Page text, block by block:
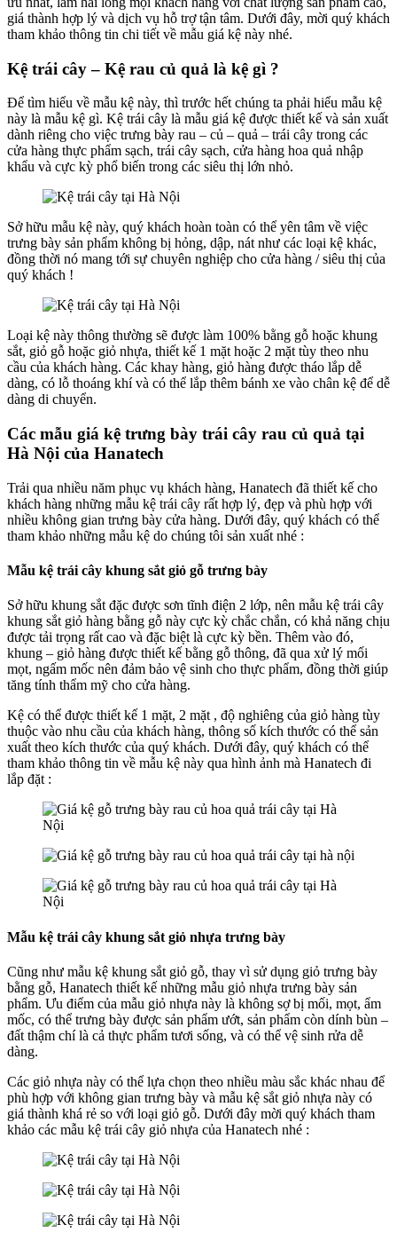
giá thành hợp lý và dịch vụ hỗ trợ tận tâm. Dưới đây, mời quý khách
tham khảo thông tin chi tiết về mẫu giá kệ này nhé.
Kệ trái cây – Kệ rau củ quả là kệ gì ?
Để tìm hiểu về mẫu kệ này, thì trước hết chúng ta phải hiểu mẫu kệ
này là mẫu kệ gì. Kệ trái cây là mẫu giá kệ được thiết kế và sản xuất
dành riêng cho việc trưng bày rau – củ – quả – trái cây trong các
cửa hàng thực phẩm sạch, trái cây sạch, cửa hàng hoa quả nhập
khẩu và cực kỳ phổ biến trong các siêu thị lớn nhỏ.
Sở hữu mẫu kệ này, quý khách hoàn toàn có thể yên tâm về việc
trưng bày sản phẩm không bị hỏng, dập, nát như các loại kệ khác,
đồng thời nó mang tới sự chuyên nghiệp cho cửa hàng / siêu thị của
quý khách !
Loại kệ này thông thường sẽ được làm 100% bằng gỗ hoặc khung
sắt, giỏ gỗ hoặc giỏ nhựa, thiết kế 1 mặt hoặc 2 mặt tùy theo nhu
cầu của khách hàng. Các khay hàng, giỏ hàng được tháo lắp dễ
dàng, có lỗ thoáng khí và có thể lắp thêm bánh xe vào chân kệ để dễ
dàng di chuyển.
Các mẫu giá kệ trưng bày trái cây rau củ quả tại
Hà Nội của Hanatech
Trải qua nhiều năm phục vụ khách hàng, Hanatech đã thiết kế cho
khách hàng những mẫu kệ trái cây rất hợp lý, đẹp và phù hợp với
nhiều không gian trưng bày cửa hàng. Dưới đây, quý khách có thể
tham khảo những mẫu kệ do chúng tôi sản xuất nhé :
Mẫu kệ trái cây khung sắt giỏ gỗ trưng bày
Sở hữu khung sắt đặc được sơn tĩnh điện 2 lớp, nên mẫu kệ trái cây
khung sắt giỏ hàng bằng gỗ này cực kỳ chắc chắn, có khả năng chịu
được tải trọng rất cao và đặc biệt là cực kỳ bền. Thêm vào đó,
khung – giỏ hàng được thiết kế bằng gỗ thông, đã qua xử lý mối
mọt, ngấm mốc nên đảm bảo vệ sinh cho thực phẩm, đồng thời giúp
tăng tính thẩm mỹ cho cửa hàng.
Kệ có thể được thiết kế 1 mặt, 2 mặt , độ nghiêng của giỏ hàng tùy
thuộc vào nhu cầu của khách hàng, thông số kích thước có thể sản
xuất theo kích thước của quý khách. Dưới đây, quý khách có thể
tham khảo thông tin về mẫu kệ này qua hình ảnh mà Hanatech đi
lắp đặt :
Mẫu kệ trái cây khung sắt giỏ nhựa trưng bày
Cũng như mẫu kệ khung sắt giỏ gỗ, thay vì sử dụng giỏ trưng bày
bằng gỗ, Hanatech thiết kế những mẫu giỏ nhựa trưng bày sản
phẩm. Ưu điểm của mẫu giỏ nhựa này là không sợ bị mối, mọt, ẩm
mốc, có thể trưng bày được sản phẩm ướt, sản phẩm còn dính bùn –
đất thậm chí là cả thực phẩm tươi sống, và có thể vệ sinh rửa dễ
dàng.
Các giỏ nhựa này có thể lựa chọn theo nhiều màu sắc khác nhau để
phù hợp với không gian trưng bày và mẫu kệ sắt giỏ nhựa này có
giá thành khá rẻ so với loại giỏ gỗ. Dưới đây mời quý khách tham
khảo các mẫu kệ trái cây giỏ nhựa của Hanatech nhé :